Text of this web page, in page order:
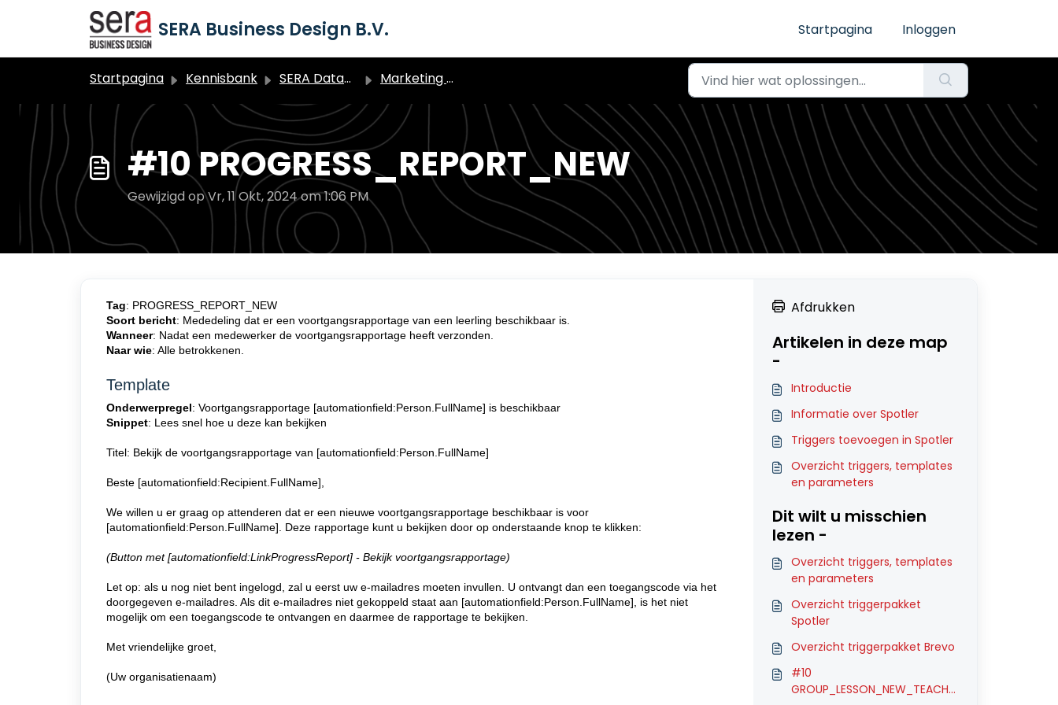
Doorgaan naar hoofdinhoud
SERA Business Design B.V. Startpagina Inloggen
Startpagina Kennisbank SERA Datawijzer Leerlingvolgsysteem Marketing Automation (triggers)
#10 PROGRESS_REPORT_NEW
Gewijzigd op Vr, 11 Okt, 2024 om 1:06 PM
Tag: PROGRESS_REPORT_NEW
Soort bericht: Mededeling dat er een voortgangsrapportage van een leerling beschikbaar is.
Wanneer: Nadat een medewerker de voortgangsrapportage heeft verzonden.
Naarwie: Alle betrokkenen.
Template
Onderwerpregel: Voortgangsrapportage [automationfield:Person.FullName] is beschikbaar
Snippet: Lees snel hoe u deze kan bekijken
Titel: Bekijk de voortgangsrapportage van [automationfield:Person.FullName]
Beste [automationfield:Recipient.FullName],
We willen u er graag op attenderen dat er een nieuwe voortgangsrapportage beschikbaar is voor
[automationfield:Person.FullName]. Deze rapportage kunt u bekijken door op onderstaande knop te klikken:
(Button met [automationfield:LinkProgressReport] - Bekijk voortgangsrapportage)
Let op: als u nog niet bent ingelogd, zal u eerst uw e-mailadres moeten invullen. U ontvangt dan een toegangscode via het
doorgegeven e-mailadres. Als dit e-mailadres niet gekoppeld staat aan [automationfield:Person.FullName], is het niet
mogelijk om een toegangscode te ontvangen en daarmee de rapportage te bekijken.
Met vriendelijke groet,
(Uw organisatienaam)
Afdrukken
Artikelen in deze map
-
Introductie
Informatie over Spotler
Triggers toevoegen in Spotler
Overzicht triggers, templates
en parameters
Dit wilt u misschien
lezen -
Overzicht triggers, templates
en parameters
Overzicht triggerpakket
Spotler
Overzicht triggerpakket Brevo
#10
GROUP_LESSON_NEW_TEACHE